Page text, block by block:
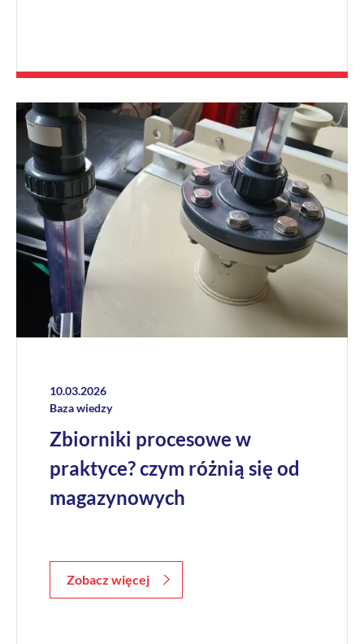
10.03.2026
Baza wiedzy
Zbiorniki procesowe w
praktyce? czym różnią się od
magazynowych
Zobacz więcej